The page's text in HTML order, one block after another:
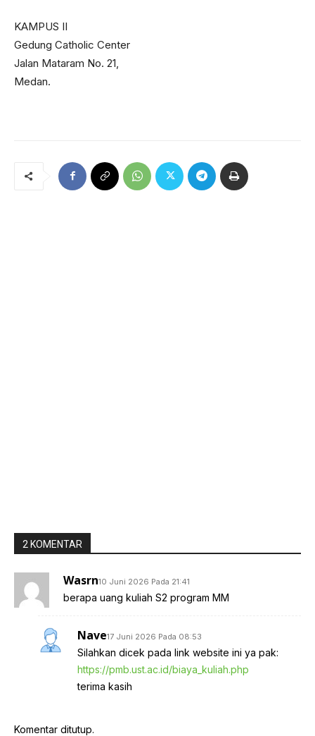
KAMPUS II
Gedung Catholic Center
Jalan Mataram No. 21,
Medan.
2 KOMENTAR
Wasrn10 Juni 2026 Pada 21:41
berapa uang kuliah S2 program MM
Nave17 Juni 2026 Pada 08:53
Silahkan dicek pada link website ini ya pak:
https://pmb.ust.ac.id/biaya_kuliah.php
terima kasih
Komentar ditutup.